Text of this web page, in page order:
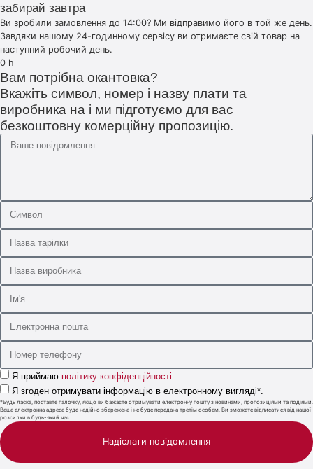
забирай завтра
Ви зробили замовлення до 14:00? Ми відправимо його в той же день.
Завдяки нашому 24-годинному сервісу ви отримаєте свій товар на
наступний робочий день.
0 h
Вам потрібна окантовка?
Вкажіть символ, номер і назву плати та
виробника на і ми підготуємо для вас
безкоштовну комерційну пропозицію.
Я приймаю політику конфіденційності
Я згоден отримувати інформацію в електронному вигляді*.
*Будь ласка, поставте галочку, якщо ви бажаєте отримувати електронну пошту з новинами, пропозиціями та подіями.
Ваша електронна адреса буде надійно збережена і не буде передана третім особам. Ви зможете відписатися від нашої
розсилки в будь-який час
Надіслати повідомлення